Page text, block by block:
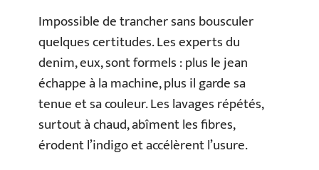
Impossible de trancher sans bousculer
quelques certitudes. Les experts du
denim, eux, sont formels : plus le jean
échappe à la machine, plus il garde sa
tenue et sa couleur. Les lavages répétés,
surtout à chaud, abîment les fibres,
érodent l’indigo et accélèrent l’usure.